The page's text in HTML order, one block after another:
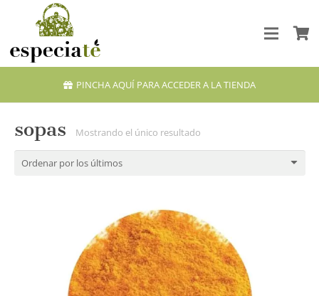
PINCHA AQUÍ PARA ACCEDER A LA TIENDA
sopas Mostrando el único resultado